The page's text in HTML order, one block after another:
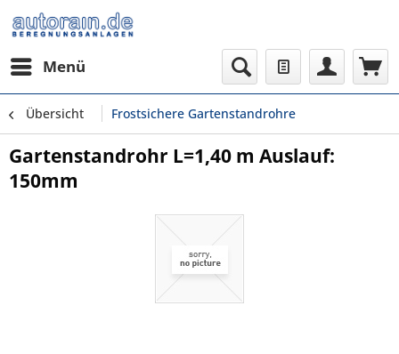
Menü
Übersicht Frostsichere Gartenstandrohre
Gartenstandrohr L=1,40 m Auslauf:
150mm